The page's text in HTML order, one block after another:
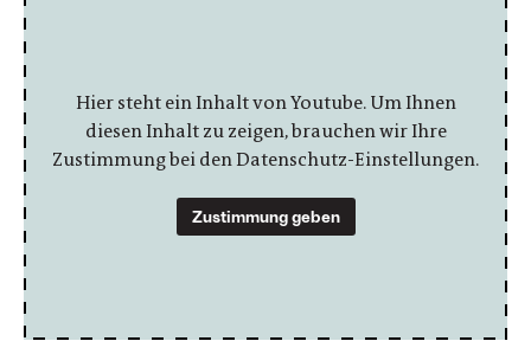
Hier steht ein Inhalt von Youtube. Um Ihnen
diesen Inhalt zu zeigen, brauchen wir Ihre
Zustimmung bei den Datenschutz-Einstellungen.
Zustimmung geben